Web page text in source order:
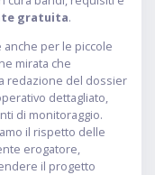
gratuita.
anche per le piccole
mirata che
redazione del dossier
dettagliato,
di monitoraggio.
il rispetto delle
erogatore,
il progetto